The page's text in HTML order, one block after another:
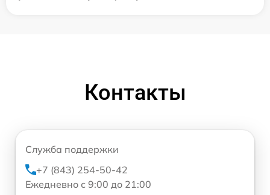
Контакты
Служба поддержки
+7 (843) 254-50-42
Ежедневно с 9:00 до 21:00